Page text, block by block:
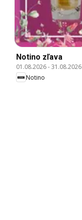
Notino zľava
01.08.2026-31.08.2026
Notino